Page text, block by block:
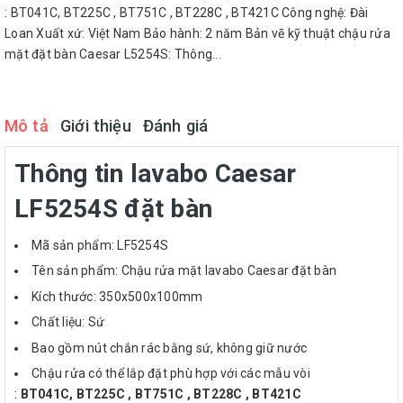
: BT041C, BT225C , BT751C , BT228C , BT421C Công nghệ: Đài
Loan Xuất xứ: Việt Nam Bảo hành: 2 năm Bản vẽ kỹ thuật chậu rửa
mặt đặt bàn Caesar L5254S: Thông...
Mô tả Giới thiệu Đánh giá
Thông tin lavabo Caesar
LF5254S đặt bàn
Mã sản phẩm: LF5254S
Tên sản phẩm: Chậu rửa mặt lavabo Caesar đặt bàn
Kích thước: 350x500x100mm
Chất liệu: Sứ
Bao gồm nút chắn rác bằng sứ, không giữ nước
Chậu rửa có thể lắp đặt phù hợp với các mẫu vòi
: BT041C, BT225C , BT751C , BT228C , BT421C